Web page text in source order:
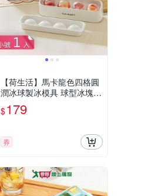
【荷生活】馬卡龍色四格圓
潤冰球製冰模具 球型冰塊不
易融化易脫模製冰盒-小號1
入組
$179
券